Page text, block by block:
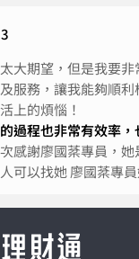
大期望，但是我要
服務，讓我能夠順
上的煩惱！
過程也非常有效率
次感謝廖國棻專員，
可以找她 廖國棻專員